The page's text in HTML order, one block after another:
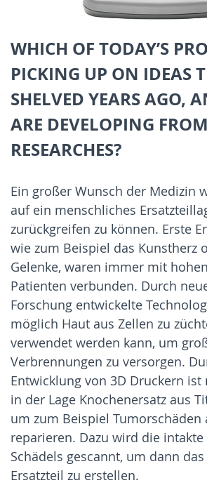
WHICH OF TODAY’S
PICKING UP ON IDEAS
SHELVED YEARS AGO,
ARE DEVELOPING
RESEARCHES?
Ein großer Wunsch der Medizin
auf ein menschliches
zurückgreifen zu können. Erste
wie zum Beispiel das Kunstherz
Gelenke, waren immer mit
Patienten verbunden. Durch
Forschung entwickelte
möglich Haut aus Zellen zu
verwendet werden kann, um
Verbrennungen zu versorgen.
Entwicklung von 3D Druckern ist
in der Lage Knochenersatz aus
um zum Beispiel Tumorschäden
reparieren. Dazu wird die intakte
Schädels gescannt, um dann
Ersatzteil zu erstellen.